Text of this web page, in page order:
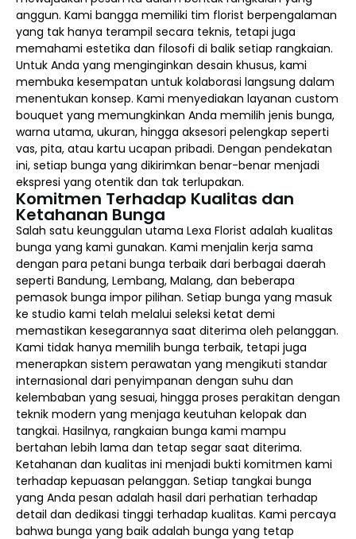
anggun. Kami bangga memiliki tim florist berpengalaman
yang tak hanya terampil secara teknis, tetapi juga
memahami estetika dan filosofi di balik setiap rangkaian.
Untuk Anda yang menginginkan desain khusus, kami
membuka kesempatan untuk kolaborasi langsung dalam
menentukan konsep. Kami menyediakan layanan custom
bouquet yang memungkinkan Anda memilih jenis bunga,
warna utama, ukuran, hingga aksesori pelengkap seperti
vas, pita, atau kartu ucapan pribadi. Dengan pendekatan
ini, setiap bunga yang dikirimkan benar-benar menjadi
ekspresi yang otentik dan tak terlupakan.
Komitmen Terhadap Kualitas dan
Ketahanan Bunga
Salah satu keunggulan utama Lexa Florist adalah kualitas
bunga yang kami gunakan. Kami menjalin kerja sama
dengan para petani bunga terbaik dari berbagai daerah
seperti Bandung, Lembang, Malang, dan beberapa
pemasok bunga impor pilihan. Setiap bunga yang masuk
ke studio kami telah melalui seleksi ketat demi
memastikan kesegarannya saat diterima oleh pelanggan.
Kami tidak hanya memilih bunga terbaik, tetapi juga
menerapkan sistem perawatan yang mengikuti standar
internasional dari penyimpanan dengan suhu dan
kelembaban yang sesuai, hingga proses perakitan dengan
teknik modern yang menjaga keutuhan kelopak dan
tangkai. Hasilnya, rangkaian bunga kami mampu
bertahan lebih lama dan tetap segar saat diterima.
Ketahanan dan kualitas ini menjadi bukti komitmen kami
terhadap kepuasan pelanggan. Setiap tangkai bunga
yang Anda pesan adalah hasil dari perhatian terhadap
detail dan dedikasi tinggi terhadap kualitas. Kami percaya
bahwa bunga yang baik adalah bunga yang tetap